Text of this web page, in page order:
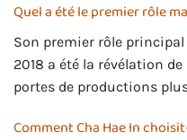
Quel a été le premier rôle
Son premier rôle
2018 a été la révélation
portes de productions
Comment Cha Hae In